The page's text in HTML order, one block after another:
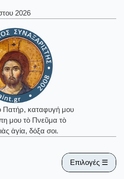
2026
Πατήρ, καταφυγή μου
μου τὸ Πνεῦμα τὸ
ἁγία, δόξα σοι.
Επιλογές ☰